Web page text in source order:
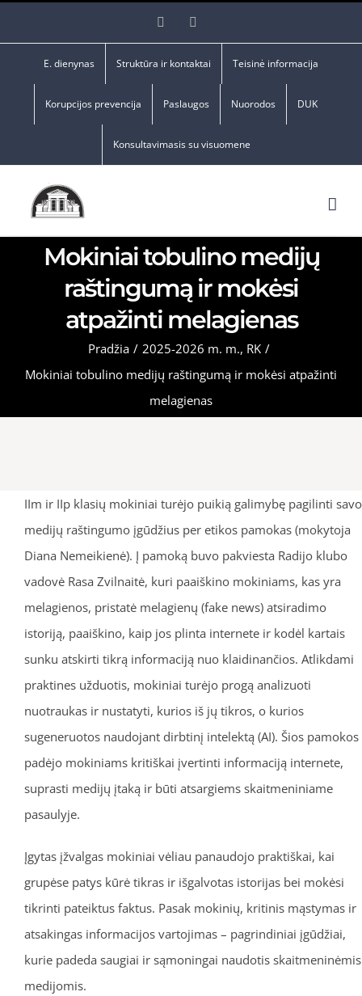
Facebook
E. dienynas Struktūra ir kontaktai Teisinė informacija
Korupcijos prevencija Paslaugos Nuorodos DUK
Konsultavimasis su visuomene
Mokiniai tobulino medijų
raštingumą ir mokėsi
atpažinti melagienas
Pradžia / 2025-2026 m. m., RK /
Mokiniai tobulino medijų raštingumą ir mokėsi atpažinti
melagienas
IIm ir IIp klasių mokiniai turėjo puikią galimybę pagilinti savo
medijų raštingumo įgūdžius per etikos pamokas (mokytoja
Diana Nemeikienė). Į pamoką buvo pakviesta Radijo klubo
vadovė Rasa Zvilnaitė, kuri paaiškino mokiniams, kas yra
melagienos, pristatė melagienų (fake news) atsiradimo
istoriją, paaiškino, kaip jos plinta internete ir kodėl kartais
sunku atskirti tikrą informaciją nuo klaidinančios. Atlikdami
praktines užduotis, mokiniai turėjo progą analizuoti
nuotraukas ir nustatyti, kurios iš jų tikros, o kurios
sugeneruotos naudojant dirbtinį intelektą (AI). Šios pamokos
padėjo mokiniams kritiškai įvertinti informaciją internete,
suprasti medijų įtaką ir būti atsargiems skaitmeniniame
pasaulyje.
Įgytas įžvalgas mokiniai vėliau panaudojo praktiškai, kai
grupėse patys kūrė tikras ir išgalvotas istorijas bei mokėsi
tikrinti pateiktus faktus. Pasak mokinių, kritinis mąstymas ir
atsakingas informacijos vartojimas – pagrindiniai įgūdžiai,
kurie padeda saugiai ir sąmoningai naudotis skaitmeninėmis
medijomis.